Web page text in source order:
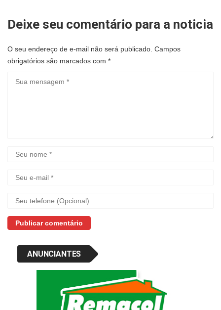
Deixe seu comentário para a noticia
O seu endereço de e-mail não será publicado. Campos
obrigatórios são marcados com *
ANUNCIANTES